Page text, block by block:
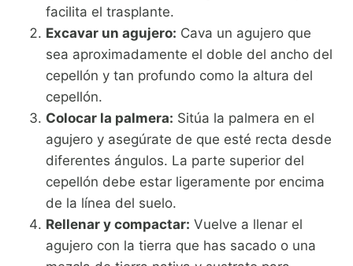
facilita el trasplante.
Excavar un agujero: Cava un agujero que
sea aproximadamente el doble del ancho del
cepellón y tan profundo como la altura del
cepellón.
Colocar la palmera: Sitúa la palmera en el
agujero y asegúrate de que esté recta desde
diferentes ángulos. La parte superior del
cepellón debe estar ligeramente por encima
de la línea del suelo.
Rellenar y compactar: Vuelve a llenar el
agujero con la tierra que has sacado o una